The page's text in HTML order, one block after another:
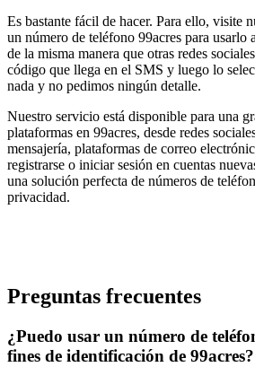
Es bastante fácil de hacer. Para ello, visite
un número de teléfono 99acres para usarlo
de la misma manera que otras redes
código que llega en el SMS y luego lo
nada y no pedimos ningún detalle.
Nuestro servicio está disponible para una
plataformas en 99acres, desde redes
mensajería, plataformas de correo
registrarse o iniciar sesión en cuentas
una solución perfecta de números de
privacidad.
Preguntas frecuentes
¿Puedo usar un número de
fines de identificación de 99acres?